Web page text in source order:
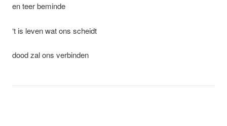
en teer beminde
‘t is leven wat ons scheidt
dood zal ons verbinden